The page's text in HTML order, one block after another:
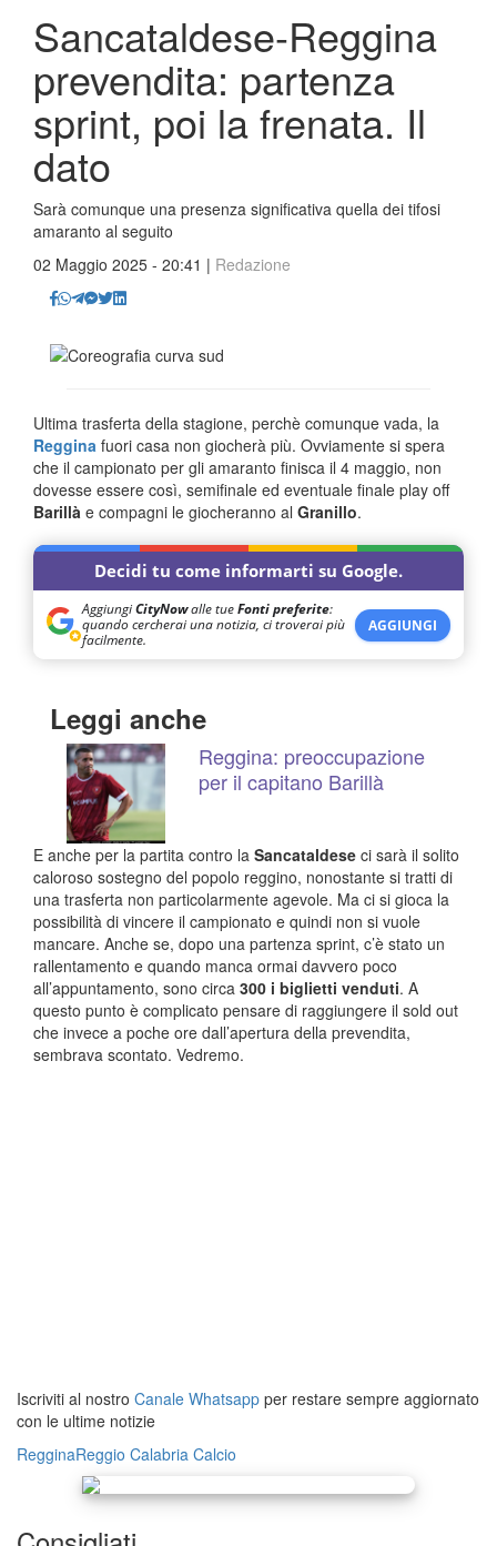
Sancataldese-Reggina
prevendita: partenza
sprint, poi la frenata. Il
dato
Sarà comunque una presenza significativa quella dei tifosi
amaranto al seguito
02 Maggio 2025 - 20:41 | Redazione
Ultima trasferta della stagione, perchè comunque vada, la
Reggina fuori casa non giocherà più. Ovviamente si spera
che il campionato per gli amaranto finisca il 4 maggio, non
dovesse essere così, semifinale ed eventuale finale play off
Barillà e compagni le giocheranno al Granillo.
Decidi tu come informarti su Google.
AggiungiCityNowalle tueFonti preferite:
quando cercherai una notizia, ci troverai più
facilmente.
AGGIUNGI
Leggi anche
Reggina: preoccupazione
per il capitano Barillà
E anche per la partita contro la Sancataldese ci sarà il solito
caloroso sostegno del popolo reggino, nonostante si tratti di
una trasferta non particolarmente agevole. Ma ci si gioca la
possibilità di vincere il campionato e quindi non si vuole
mancare. Anche se, dopo una partenza sprint, c’è stato un
rallentamento e quando manca ormai davvero poco
all’appuntamento, sono circa 300 i biglietti venduti. A
questo punto è complicato pensare di raggiungere il sold out
che invece a poche ore dall’apertura della prevendita,
sembrava scontato. Vedremo.
Iscriviti al nostro Canale Whatsapp per restare sempre aggiornato
con le ultime notizie
RegginaReggio Calabria Calcio